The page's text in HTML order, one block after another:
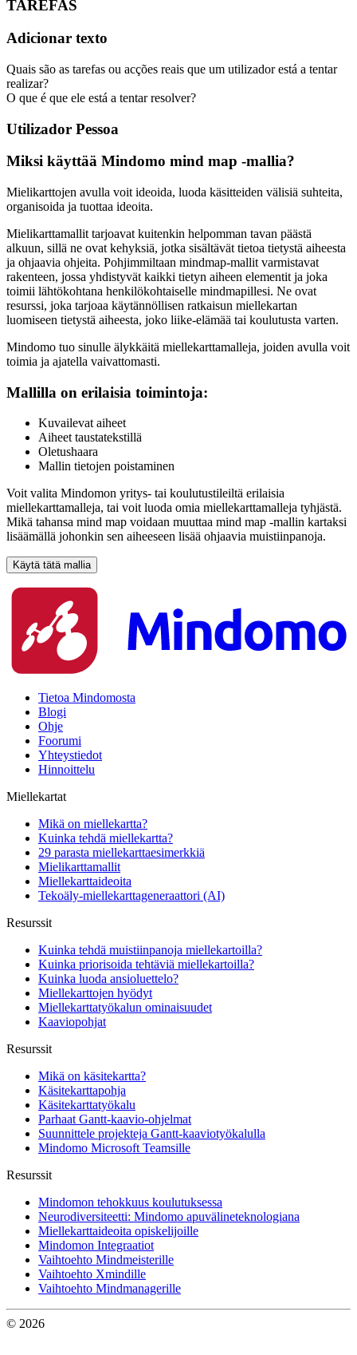
TAREFAS
Adicionar texto
Quais são as tarefas ou acções reais que um utilizador está a tentar
realizar?
O que é que ele está a tentar resolver?
Utilizador Pessoa
Miksi käyttää Mindomo mind map -mallia?
Mielikarttojen avulla voit ideoida, luoda käsitteiden välisiä suhteita,
organisoida ja tuottaa ideoita.
Mielikarttamallit tarjoavat kuitenkin helpomman tavan päästä
alkuun, sillä ne ovat kehyksiä, jotka sisältävät tietoa tietystä aiheesta
ja ohjaavia ohjeita. Pohjimmiltaan mindmap-mallit varmistavat
rakenteen, jossa yhdistyvät kaikki tietyn aiheen elementit ja joka
toimii lähtökohtana henkilökohtaiselle mindmapillesi. Ne ovat
resurssi, joka tarjoaa käytännöllisen ratkaisun miellekartan
luomiseen tietystä aiheesta, joko liike-elämää tai koulutusta varten.
Mindomo tuo sinulle älykkäitä miellekarttamalleja, joiden avulla voit
toimia ja ajatella vaivattomasti.
Mallilla on erilaisia toimintoja:
Kuvailevat aiheet
Aiheet taustatekstillä
Oletushaara
Mallin tietojen poistaminen
Voit valita Mindomon yritys- tai koulutustileiltä erilaisia
miellekarttamalleja, tai voit luoda omia miellekarttamalleja tyhjästä.
Mikä tahansa mind map voidaan muuttaa mind map -mallin kartaksi
lisäämällä johonkin sen aiheeseen lisää ohjaavia muistiinpanoja.
Käytä tätä mallia
Tietoa Mindomosta
Blogi
Ohje
Foorumi
Yhteystiedot
Hinnoittelu
Miellekartat
Mikä on miellekartta?
Kuinka tehdä miellekartta?
29 parasta miellekarttaesimerkkiä
Mielikarttamallit
Miellekarttaideoita
Tekoäly-miellekarttageneraattori (AI)
Resurssit
Kuinka tehdä muistiinpanoja miellekartoilla?
Kuinka priorisoida tehtäviä miellekartoilla?
Kuinka luoda ansioluettelo?
Miellekarttojen hyödyt
Miellekarttatyökalun ominaisuudet
Kaaviopohjat
Resurssit
Mikä on käsitekartta?
Käsitekarttapohja
Käsitekarttatyökalu
Parhaat Gantt-kaavio-ohjelmat
Suunnittele projekteja Gantt-kaaviotyökalulla
Mindomo Microsoft Teamsille
Resurssit
Mindomon tehokkuus koulutuksessa
Neurodiversiteetti: Mindomo apuvälineteknologiana
Miellekarttaideoita opiskelijoille
Mindomon Integraatiot
Vaihtoehto Mindmeisterille
Vaihtoehto Xmindille
Vaihtoehto Mindmanagerille
© 2026